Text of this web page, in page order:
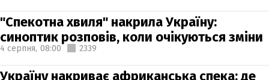
"Спекотна хвиля" накрила Україну:
синоптик розповів, коли очікуються зміни
4 серпня, 08:00 2339
Україну накриває африканська спека: де